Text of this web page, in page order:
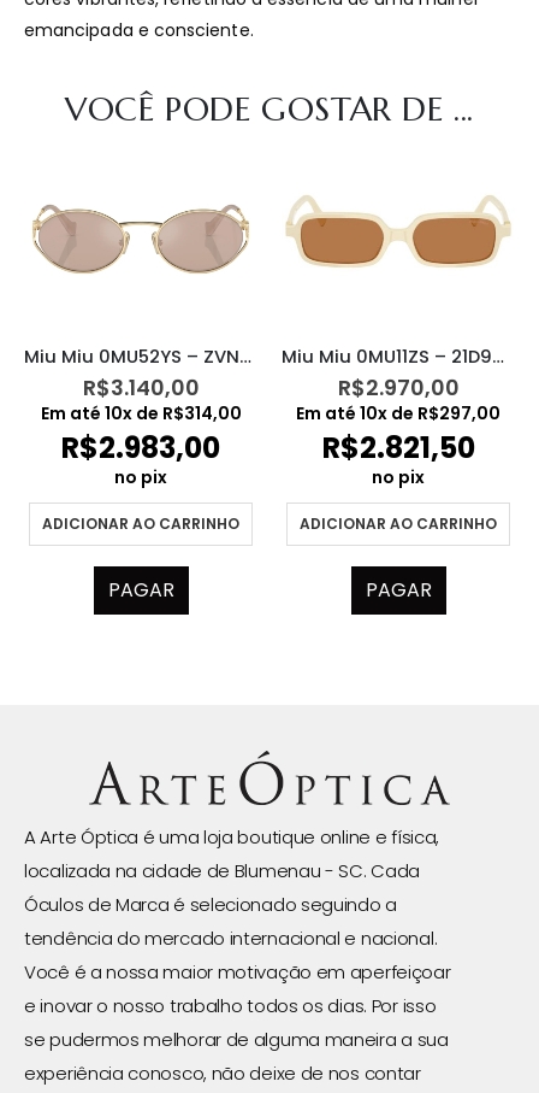
emancipada e consciente.
VOCÊ PODE GOSTAR DE ...
Miu Miu 0MU52YS – ZVN20F
R$3.140,00
Em até 10x de R$314,00
R$2.983,00
no pix
ADICIONAR AO CARRINHO
PAGAR
Miu Miu 0MU11ZS – 21D90Q
R$2.970,00
Em até 10x de R$297,00
R$2.821,50
no pix
ADICIONAR AO CARRINHO
PAGAR
A Arte Óptica é uma loja boutique online e física,
localizada na cidade de Blumenau - SC. Cada
Óculos de Marca é selecionado seguindo a
tendência do mercado internacional e nacional.
Você é a nossa maior motivação em aperfeiçoar
e inovar o nosso trabalho todos os dias. Por isso
se pudermos melhorar de alguma maneira a sua
experiência conosco, não deixe de nos contar